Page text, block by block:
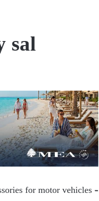
sal
for motor vehicles –